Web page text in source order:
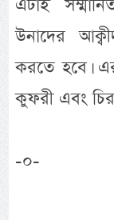
এটাই
উনাদের
করতে হবে।
কুফরী এবং চির
-০-